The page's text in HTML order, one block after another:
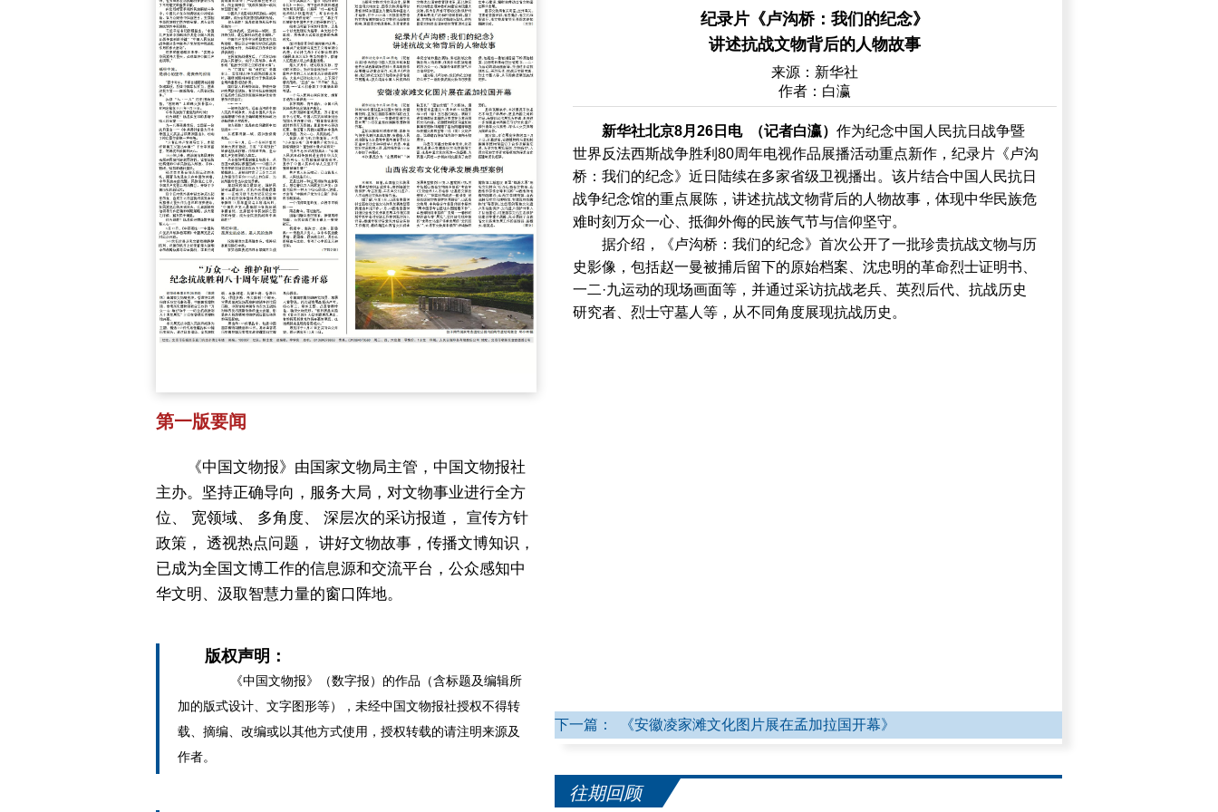
第一版要闻
《中国文物报》由国家文物局主管，中国文物报社
主办。坚持正确导向，服务大局，对文物事业进行全方
位、 宽领域、 多角度、 深层次的采访报道， 宣传方针
政策， 透视热点问题， 讲好文物故事，传播文博知识，
已成为全国文博工作的信息源和交流平台，公众感知中
华文明、汲取智慧力量的窗口阵地。
版权声明：
《中国文物报》（数字报）的作品（含标题及编辑所
加的版式设计、文字图形等），未经中国文物报社授权不得转
载、摘编、改编或以其他方式使用，授权转载的请注明来源及
作者。
纪录片《卢沟桥：我们的纪念》
讲述抗战文物背后的人物故事
来源：新华社
作者：白瀛
新华社北京8月26日电 （记者白瀛） 作为纪念中国人民抗日战争暨
世界反法西斯战争胜利80周年电视作品展播活动重点新作，纪录片《卢沟
桥：我们的纪念》近日陆续在多家省级卫视播出。该片结合中国人民抗日
战争纪念馆的重点展陈，讲述抗战文物背后的人物故事，体现中华民族危
难时刻万众一心、抵御外侮的民族气节与信仰坚守。
据介绍，《卢沟桥：我们的纪念》首次公开了一批珍贵抗战文物与历
史影像，包括赵一曼被捕后留下的原始档案、沈忠明的革命烈士证明书、
一二·九运动的现场画面等，并通过采访抗战老兵、英烈后代、抗战历史
研究者、烈士守墓人等，从不同角度展现抗战历史。
下一篇： 《安徽凌家滩文化图片展在孟加拉国开幕》
往期回顾